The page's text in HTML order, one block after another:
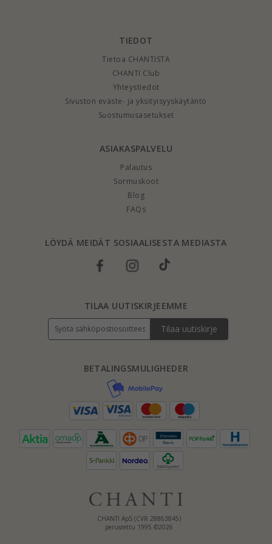
TIEDOT
Tietoa CHANTISTA
CHANTI Club
Yhteystiedot
Sivuston eväste- ja yksityisyyskäytäntö
Suostumusasetukset
ASIAKASPALVELU
Palautus
Sormuskoot
Blog
FAQs
LÖYDÄ MEIDÄT SOSIAALISESTA MEDIASTA
CHANTI ApS (CVR 28863845)
perustettu 1995 ©2026
BETALINGSMULIGHEDER
TILAA UUTISKIRJEEMME
Tilaa uutiskirje